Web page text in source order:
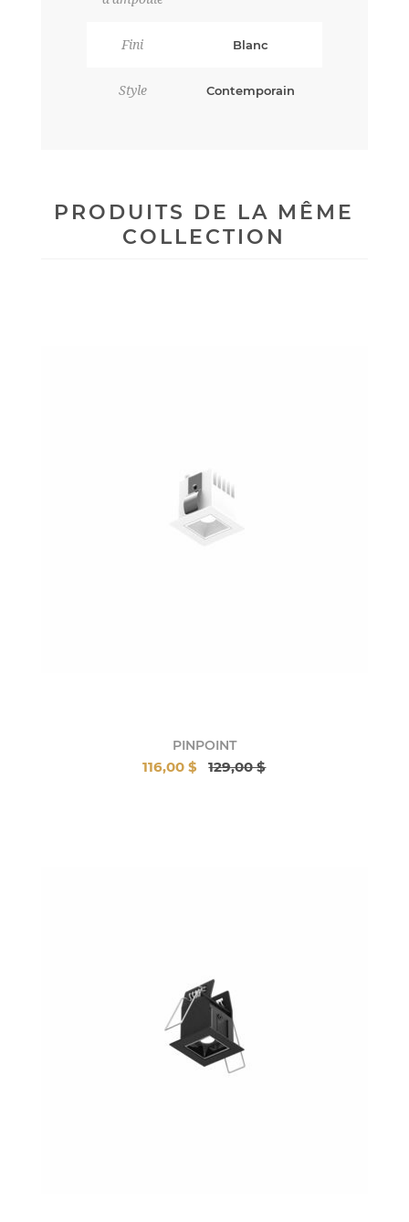
Fini Blanc
Style Contemporain
PRODUITS DE LA MÊME
COLLECTION
PINPOINT
116,00 $ 129,00 $